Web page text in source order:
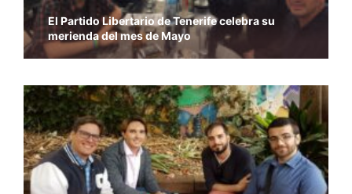
El Partido Libertario de Tenerife celebra su
merienda del mes de Mayo